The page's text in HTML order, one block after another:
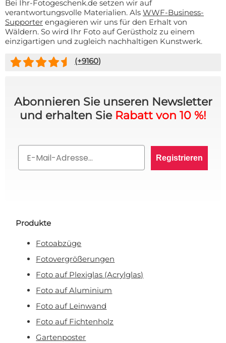
Bei Ihr-Fotogeschenk.de setzen wir auf
verantwortungsvolle Materialien. Als WWF-Business-
Supporter engagieren wir uns für den Erhalt von
Wäldern. So wird Ihr Foto auf Gerüstholz zu einem
einzigartigen und zugleich nachhaltigen Kunstwerk.
(+9160)
Abonnieren Sie unseren Newsletter
und erhalten Sie Rabatt von 10 %!
Registrieren
Produkte
Fotoabzüge
Fotovergrößerungen
Foto auf Plexiglas (Acrylglas)
Foto auf Aluminium
Foto auf Leinwand
Foto auf Fichtenholz
Gartenposter
10% RABATT AUF IHRE
BESTELLUNG? 👀
Sie auf dem Laufenden über alle Werbeaktionen,
exklusive Angebote und persönliche Rabatte.
Nein, ich will keinen Rabatt!
Mit Ihrer Anmeldung erklären Sie sich damit einverstanden, E-Mail-Marketing zu